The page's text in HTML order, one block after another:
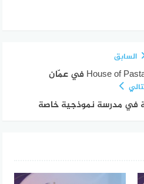
السابق
في مدرسة نموذجية خاصة